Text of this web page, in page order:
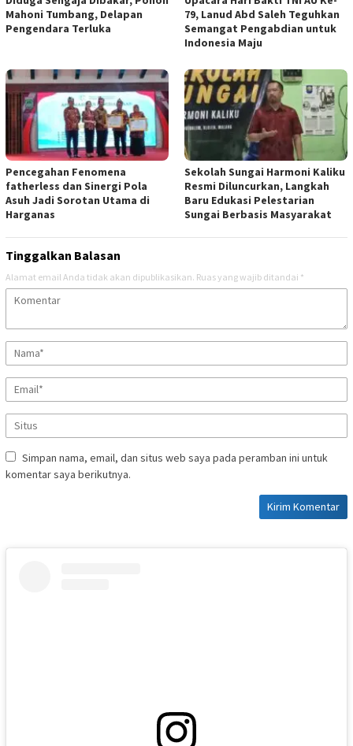
Mahoni Tumbang, Delapan
Pengendara Terluka
79, Lanud Abd Saleh Teguhkan
Semangat Pengabdian untuk
Indonesia Maju
Pencegahan Fenomena
fatherless dan Sinergi Pola
Asuh Jadi Sorotan Utama di
Harganas
Sekolah Sungai Harmoni Kaliku
Resmi Diluncurkan, Langkah
Baru Edukasi Pelestarian
Sungai Berbasis Masyarakat
Tinggalkan Balasan
Alamat email Anda tidak akan dipublikasikan. Ruas yang wajib ditandai *
Simpan nama, email, dan situs web saya pada peramban ini untuk
komentar saya berikutnya.